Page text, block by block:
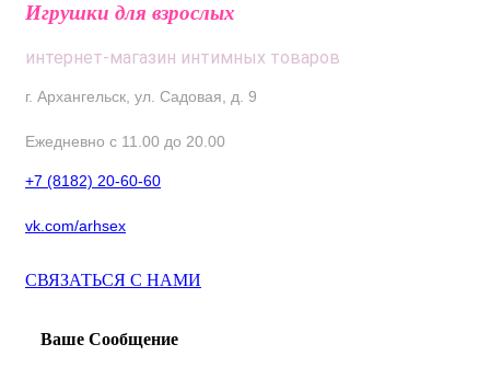
Игрушки для взрослых
интернет-магазин интимных товаров
г. Архангельск, ул. Садовая, д. 9
Ежедневно с 11.00 до 20.00
+7 (8182) 20-60-60
vk.com/arhsex
СВЯЗАТЬСЯ С НАМИ
Ваше Сообщение